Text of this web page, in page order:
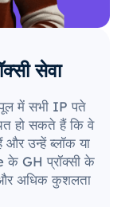
सेवा
में सभी IP पते
हो सकते हैं कि वे
और उन्हें ब्लॉक या
के GH प्रॉक्सी के
अधिक कुशलता